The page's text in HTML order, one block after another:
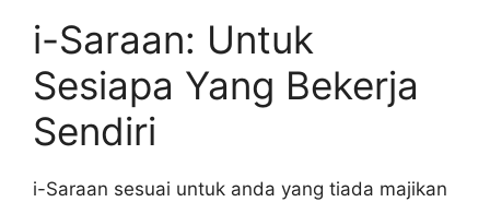
i-Saraan: Untuk
Sesiapa Yang Bekerja
Sendiri
i-Saraan sesuai untuk anda yang tiada majikan